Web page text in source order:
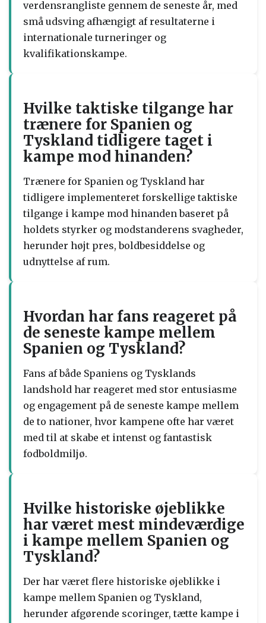
verdensrangliste gennem de seneste år, med
små udsving afhængigt af resultaterne i
internationale turneringer og
kvalifikationskampe.
Hvilke taktiske tilgange har
trænere for Spanien og
Tyskland tidligere taget i
kampe mod hinanden?
Trænere for Spanien og Tyskland har
tidligere implementeret forskellige taktiske
tilgange i kampe mod hinanden baseret på
holdets styrker og modstanderens svagheder,
herunder højt pres, boldbesiddelse og
udnyttelse af rum.
Hvordan har fans reageret på
de seneste kampe mellem
Spanien og Tyskland?
Fans af både Spaniens og Tysklands
landshold har reageret med stor entusiasme
og engagement på de seneste kampe mellem
de to nationer, hvor kampene ofte har været
med til at skabe et intenst og fantastisk
fodboldmiljø.
Hvilke historiske øjeblikke
har været mest mindeværdige
i kampe mellem Spanien og
Tyskland?
Der har været flere historiske øjeblikke i
kampe mellem Spanien og Tyskland,
herunder afgørende scoringer, tætte kampe i